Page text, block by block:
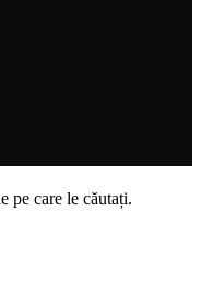
pe care le căutați.